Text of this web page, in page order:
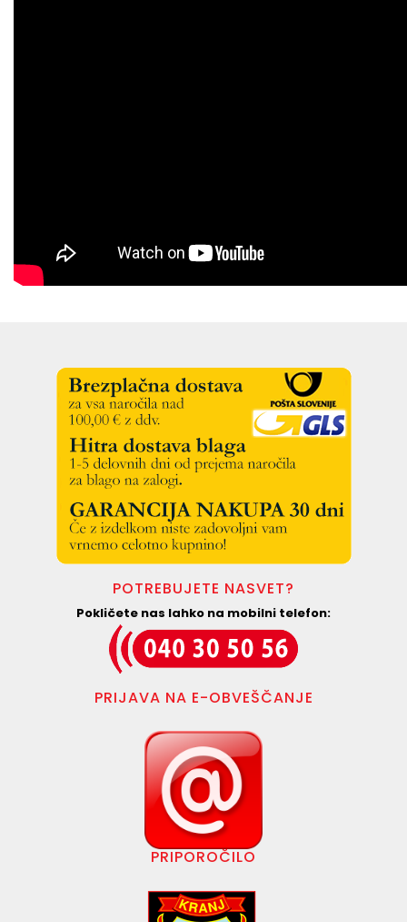
POTREBUJETE NASVET?
Pokličete nas lahko na mobilni telefon:
PRIJAVA NA E-OBVEŠČANJE
PRIPOROČILO